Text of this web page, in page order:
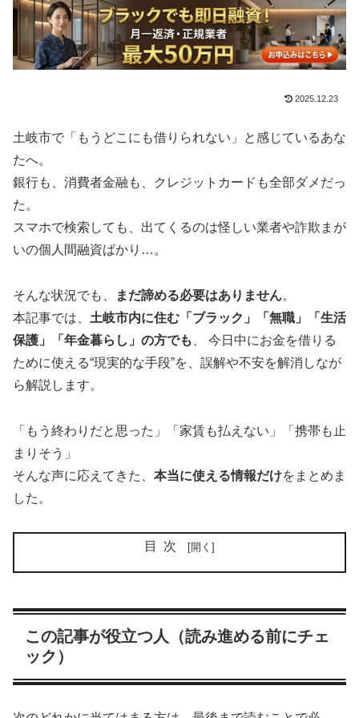
2025.12.23
土岐市で「もうどこにも借りられない」と感じているあな
たへ。
銀行も、消費者金融も、クレジットカードも全部ダメだっ
た。
スマホで検索しても、出てくるのは怪しい業者や詐欺まが
いの個人間融資ばかり…。
そんな状況でも、 まだ諦める必要はありません。
本記事では、 土岐市内に住む「ブラック」「無職」「生活
保護」「年金暮らし」の方でも
、 今日中にお金を借りる
ために使える“現実的な手段”を、誤解や不安を解消しなが
ら解説します。
「もう終わりだと思った」「家賃も払えない」「携帯も止
まりそう」
そんな声に応えてきた、 本当に使える情報だけをまとめま
した。
目次
この記事が役立つ人（読み進める前にチェ
ック）